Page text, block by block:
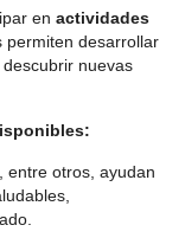
en actividades
permiten desarrollar
nuevas
entre otros, ayudan